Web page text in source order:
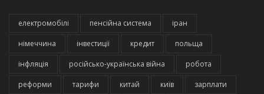
електромобілі пенсійна система іран
німеччина інвестиції кредит польща
інфляція російсько-українська війна робота
реформи тарифи китай київ зарплати